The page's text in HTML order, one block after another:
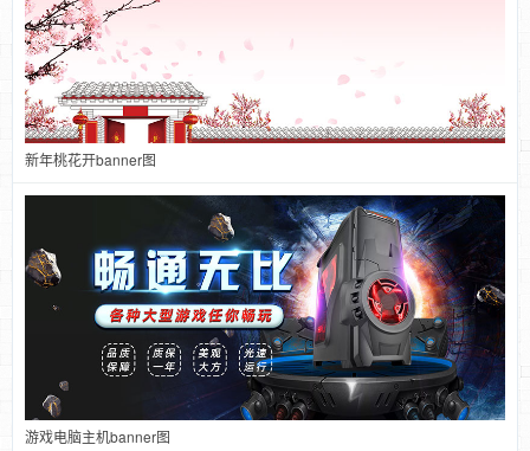
新年桃花开banner图
游戏电脑主机banner图